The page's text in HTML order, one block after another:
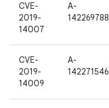
CVE-
2019-
14007
A-
142269788
CVE-
2019-
14009
A-
142271546